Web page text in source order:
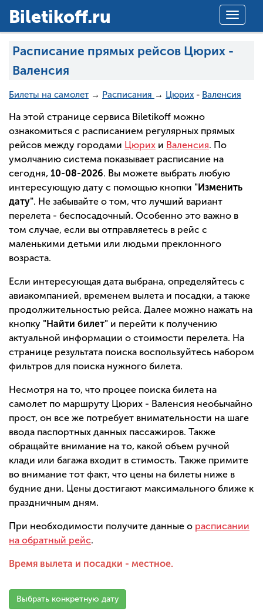
Toggle
Вiletikoff.ru
Расписание прямых рейсов Цюрих -
Валенсия
Билеты на самолет → Расписания → Цюрих - Валенсия
На этой странице сервиса Biletikoff можно
ознакомиться с расписанием регулярных прямых
рейсов между городами Цюрих и Валенсия. По
умолчанию система показывает расписание на
сегодня, 10-08-2026. Вы можете выбрать любую
интересующую дату с помощью кнопки "Изменить
дату". Не забывайте о том, что лучший вариант
перелета - беспосадочный. Особенно это важно в
том случае, если вы отправляетесь в рейс с
маленькими детьми или людьми преклонного
возраста.
Если интересующая дата выбрана, определяйтесь с
авиакомпанией, временем вылета и посадки, а также
продолжительностью рейса. Далее можно нажать на
кнопку "Найти билет" и перейти к получению
актуальной информации о стоимости перелета. На
странице результата поиска воспользуйтесь набором
фильтров для поиска нужного билета.
Несмотря на то, что процее поиска билета на
самолет по маршруту Цюрих - Валенсия необычайно
прост, он все же потребует внимательности на шаге
ввода паспортных данных пассажиров. Также
обращайте внимание на то, какой объем ручной
клади или багажа входит в стимость. Также примите
во внимание тот факт, что цены на билеты ниже в
будние дни. Цены достигают максимального ближе к
праздничным дням.
При необходимости получите данные о расписании
на обратный рейс.
Время вылета и посадки - местное.
Выбрать конкретную дату